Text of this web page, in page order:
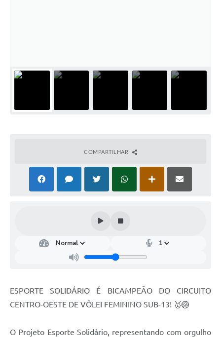
COMPARTILHAR
ESPORTE SOLIDÁRIO É BICAMPEÃO DO CIRCUITO
CENTRO-OESTE DE VÔLEI FEMININO SUB-13! 🥇🏐
O Projeto Esporte Solidário, representando com orgulho